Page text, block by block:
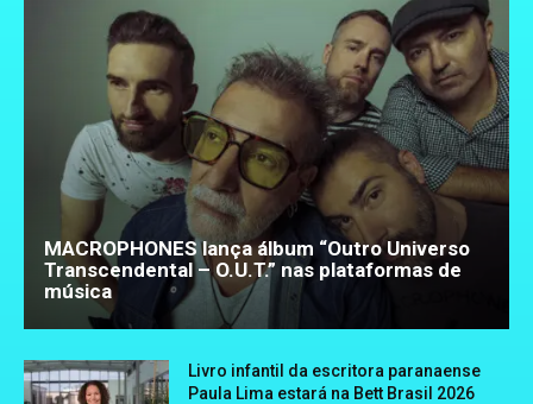
MACROPHONES lança álbum “Outro Universo
Transcendental – O.U.T.” nas plataformas de
música
Livro infantil da escritora paranaense
Paula Lima estará na Bett Brasil 2026